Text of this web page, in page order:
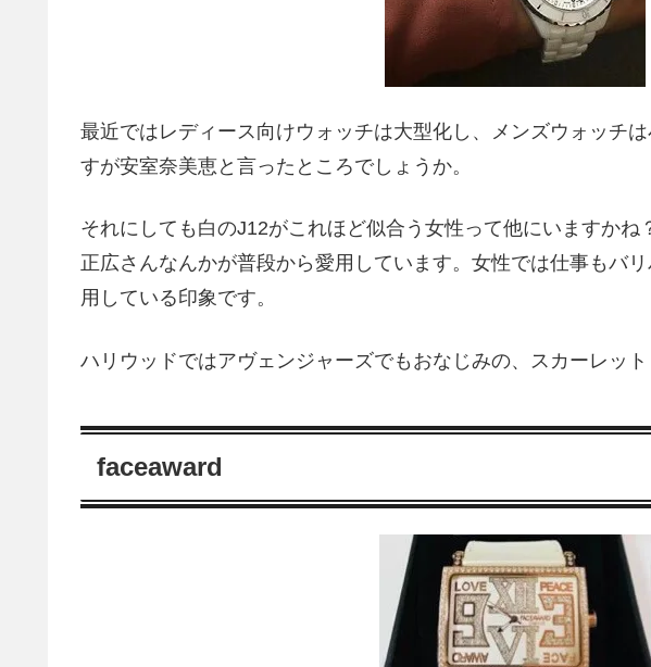
最近ではレディース向けウォッチは大型化し、メンズウォッチ
すが安室奈美恵と言ったところでしょうか。
それにしても白のJ12がこれほど似合う女性って他にいますか
正広さんなんかが普段から愛用しています。女性では仕事もバ
用している印象です。
ハリウッドではアヴェンジャーズでもおなじみの、スカーレッ
faceaward